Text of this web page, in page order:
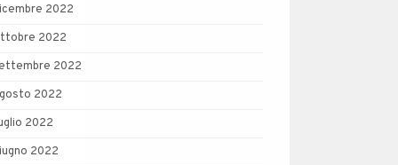
2022
2022
2022
2022
2022
2022